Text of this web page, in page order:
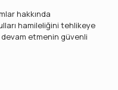
hakkında
hamileliğini tehlikeye
devam etmenin güvenli